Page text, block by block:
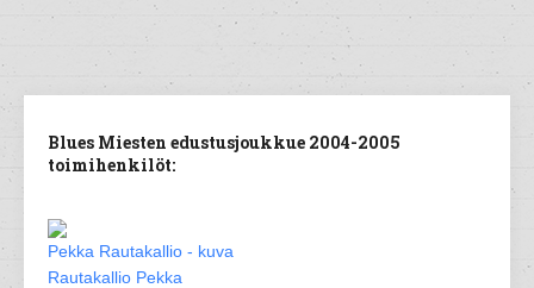
Blues Miesten edustusjoukkue 2004-2005
toimihenkilöt:
Rautakallio Pekka